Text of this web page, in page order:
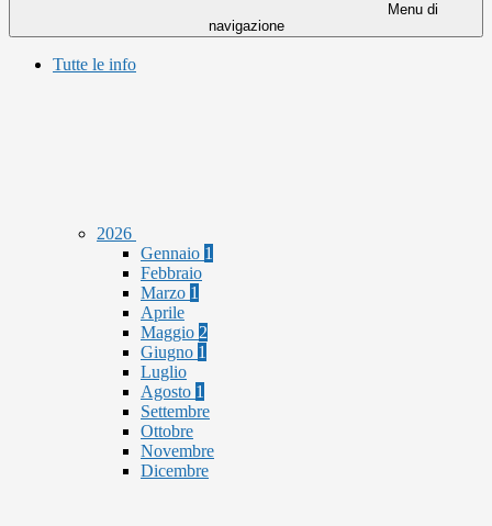
Menu di
navigazione
Tutte le info
2026
Gennaio 1
Febbraio
Marzo 1
Aprile
Maggio 2
Giugno 1
Luglio
Agosto 1
Settembre
Ottobre
Novembre
Dicembre